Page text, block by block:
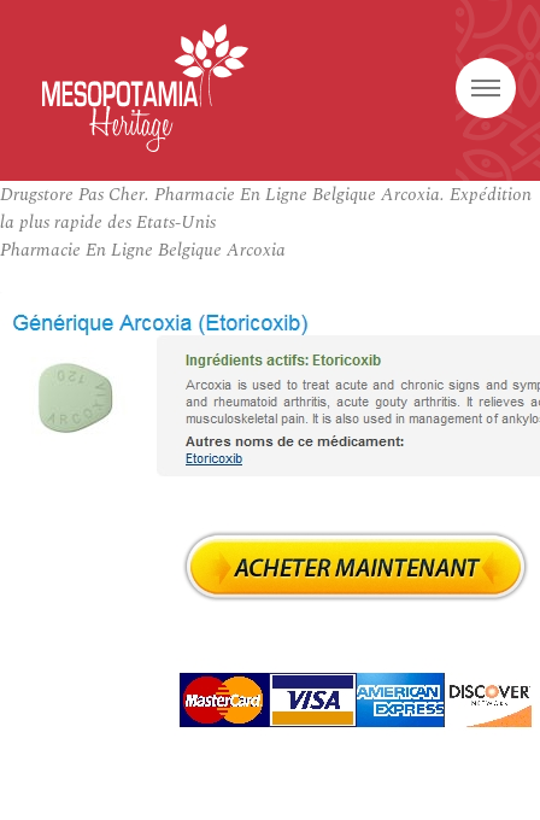
Drugstore Pas Cher. Pharmacie En Ligne Belgique Arcoxia. Expédition
la plus rapide des Etats-Unis
Pharmacie En Ligne Belgique Arcoxia